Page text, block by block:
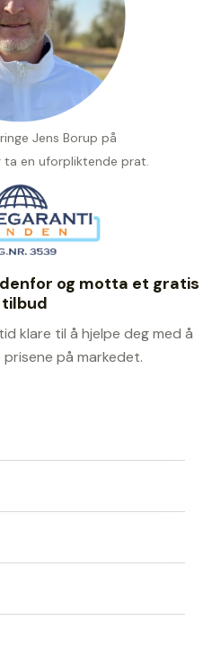
Jens Borup på
ta en uforpliktende prat.
og motta et gratis
tilbud
klare til å hjelpe deg med å
på markedet.